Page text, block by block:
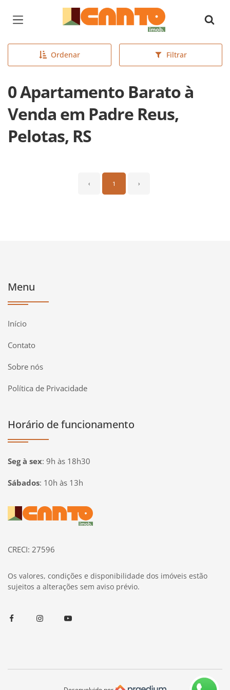
Página inicial
Ordenar Filtrar
0 Apartamento Barato à
Venda em Padre Reus,
Pelotas, RS
‹ 1 ›
Menu
Início
Contato
Sobre nós
Política de Privacidade
Horário de funcionamento
Seg à sex: 9h às 18h30
Sábados: 10h às 13h
Página inicial
CRECI: 27596
Os valores, condições e disponibilidade dos imóveis estão
sujeitos a alterações sem aviso prévio.
FacebookInstagramYoutube